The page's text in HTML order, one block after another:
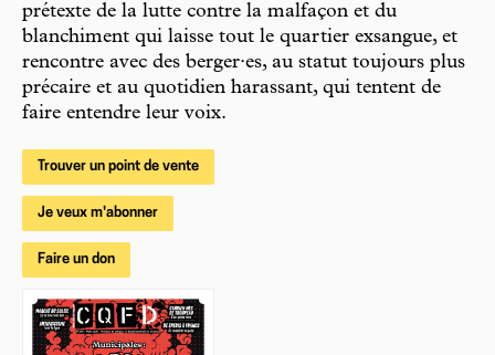
prétexte de la lutte contre la malfaçon et du
blanchiment qui laisse tout le quartier exsangue, et
rencontre avec des berger·es, au statut toujours plus
précaire et au quotidien harassant, qui tentent de
faire entendre leur voix.
Trouver un point de vente
Je veux m'abonner
Faire un don